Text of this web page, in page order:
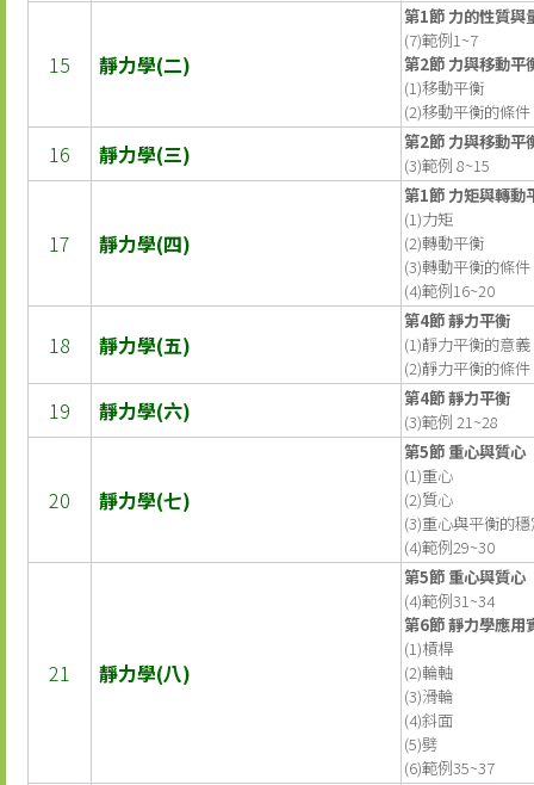
15 靜力學(二)
第1節 力的性質與
(7)範例1~7
第2節 力與移動平
(1)移動平衡
(2)移動平衡的條件
16 靜力學(三)
第2節 力與移動平
(3)範例 8~15
17 靜力學(四)
第1節 力矩與轉動
(1)力矩
(2)轉動平衡
(3)轉動平衡的條件
(4)範例16~20
18 靜力學(五)
第4節 靜力平衡
(1)靜力平衡的意義
(2)靜力平衡的條件
19 靜力學(六)
第4節 靜力平衡
(3)範例 21~28
20 靜力學(七)
第5節 重心與質心
(1)重心
(2)質心
(3)重心與平衡的
(4)範例29~30
21 靜力學(八)
第5節 重心與質心
(4)範例31~34
第6節 靜力學應用
(1)槓桿
(2)輪軸
(3)滑輪
(4)斜面
(5)劈
(6)範例35~37